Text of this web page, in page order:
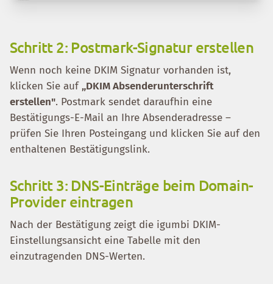
Schritt 2: Postmark-Signatur erstellen
Wenn noch keine DKIM Signatur vorhanden ist,
klicken Sie auf„DKIM Absenderunterschrift
erstellen". Postmark sendet daraufhin eine
Bestätigungs-E-Mail an Ihre Absenderadresse –
prüfen Sie Ihren Posteingang und klicken Sie auf den
enthaltenen Bestätigungslink.
Schritt 3: DNS-Einträge beim Domain-
Provider eintragen
Nach der Bestätigung zeigt die igumbi DKIM-
Einstellungsansicht eine Tabelle mit den
einzutragenden DNS-Werten.